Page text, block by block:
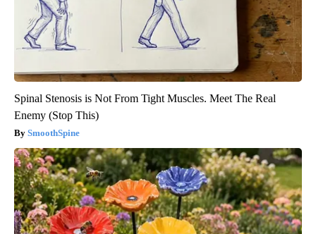
Spinal Stenosis is Not From Tight Muscles. Meet The Real
Enemy (Stop This)
SmoothSpine